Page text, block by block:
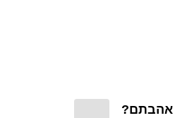
אהבתם?